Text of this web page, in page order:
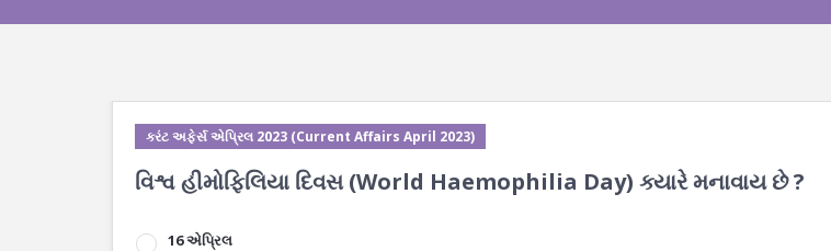
કરંટ અફેર્સ એપ્રિલ 2023 (Current Affairs April 2023)
વિશ્વ હીમોફિલિયા દિવસ (World Haemophilia Day) ક્યારે મનાવાય છે ?
16 એપ્રિલ